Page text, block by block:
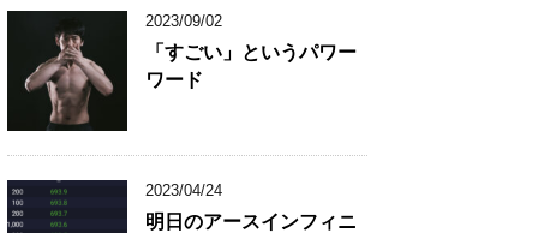
2023/09/02
「すごい」というパワー
ワード
2023/04/24
明日のアースインフィニ